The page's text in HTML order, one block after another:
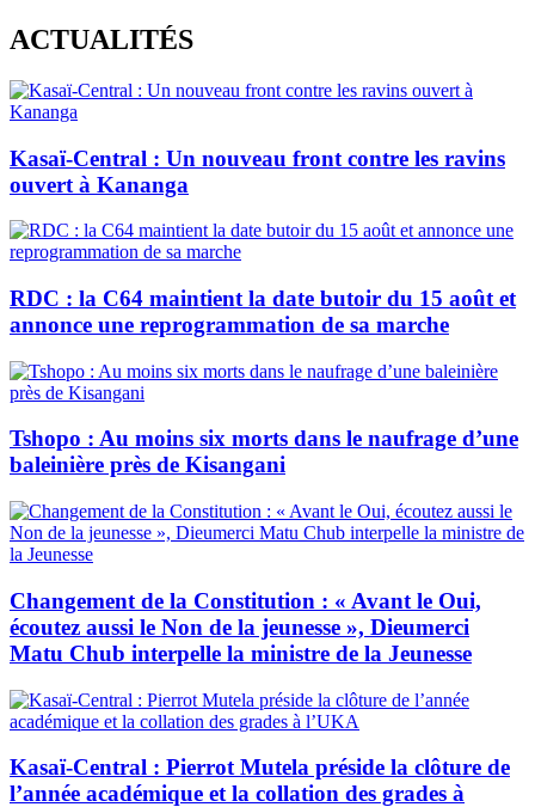
Skip
to
content
ACTUALITÉS
Kasaï-Central : Un nouveau front contre les ravins
ouvert à Kananga
RDC : la C64 maintient la date butoir du 15 août et
annonce une reprogrammation de sa marche
Tshopo : Au moins six morts dans le naufrage d’une
baleinière près de Kisangani
Changement de la Constitution : « Avant le Oui,
écoutez aussi le Non de la jeunesse », Dieumerci
Matu Chub interpelle la ministre de la Jeunesse
Kasaï-Central : Pierrot Mutela préside la clôture de
l’année académique et la collation des grades à